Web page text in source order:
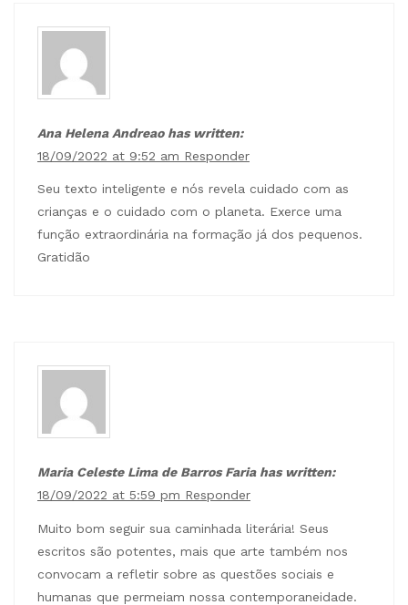
Ana Helena Andreao has written:
18/09/2022 at 9:52 am Responder
Seu texto inteligente e nós revela cuidado com as
crianças e o cuidado com o planeta. Exerce uma
função extraordinária na formação já dos pequenos.
Gratidão
Maria Celeste Lima de Barros Faria has written:
18/09/2022 at 5:59 pm Responder
Muito bom seguir sua caminhada literária! Seus
escritos são potentes, mais que arte também nos
convocam a refletir sobre as questões sociais e
humanas que permeiam nossa contemporaneidade.